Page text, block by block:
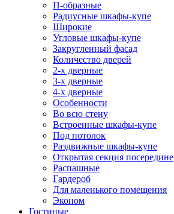
П-образные
Радиусные шкафы-купе
Широкие
Угловые шкафы-купе
Закругленный фасад
Количество дверей
2-х дверные
3-х дверные
4-х дверные
Особенности
Во всю стену
Встроенные шкафы-купе
Под потолок
Раздвижные шкафы-купе
Открытая секция посередине
Распашные
Гардероб
Для маленького помещения
Эконом
Гостиные